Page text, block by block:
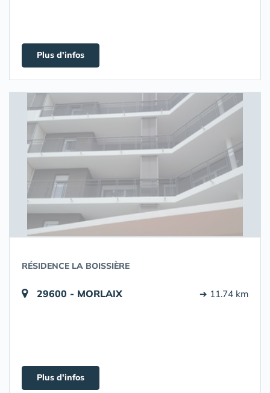
Plus d'infos
RÉSIDENCE LA BOISSIÈRE
29600 - MORLAIX ➔ 11.74 km
Plus d'infos